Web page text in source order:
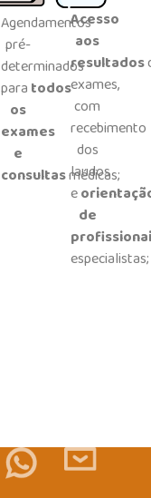
Agendamentos
pré-
determinados
para todos
os
exames
e
consultasmédicas;
Acesso
aos
resultados
exames,
com
recebimento
dos
laudos
e
de
especialistas;